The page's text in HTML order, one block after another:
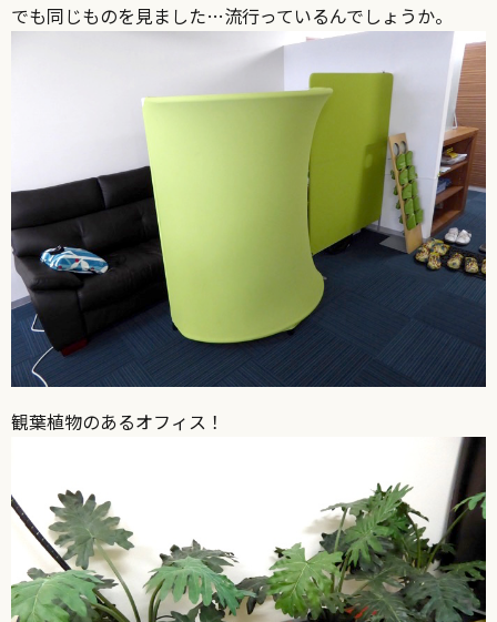
でも同じものを見ました…流行っているんでしょうか。
観葉植物のあるオフィス！